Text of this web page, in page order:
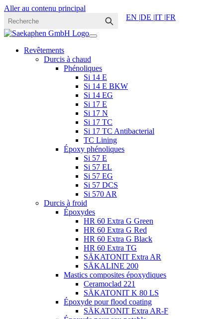
Aller au contenu principal
EN |DE |IT |FR
Revêtements
Durcis à chaud
Phénoliques
Si 14 E
Si 14 E BKW
Si 14 EG
Si 17 E
Si 17 N
Si 17 TC
Si 17 TC Antibacterial
TC Lining
Époxy phénoliques
Si 57 E
Si 57 EL
Si 57 EG
Si 57 DCS
Si 570 AR
Durcis à froid
Époxydes
HR 60 Extra G Green
HR 60 Extra G Red
HR 60 Extra G Black
HR 60 Extra TG
SÄKATONIT Extra AR
SÄKALINE 200
Mastics composites époxydiques
Ceramoclad 221
SÄKATONIT K 80 LS
Époxyde pour flood coating
SÄKATONIT Extra AR-F